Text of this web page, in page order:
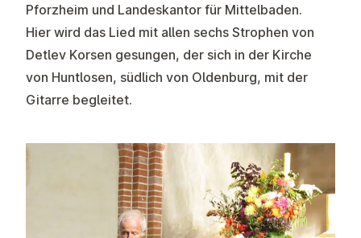
Pforzheim und Landeskantor für Mittelbaden.
Hier wird das Lied mit allen sechs Strophen von
Detlev Korsen gesungen, der sich in der Kirche
von Huntlosen, südlich von Oldenburg, mit der
Gitarre begleitet.